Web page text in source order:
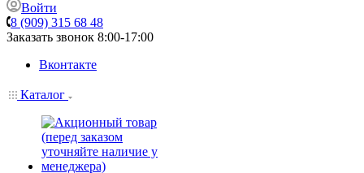
Войти
8 (909) 315 68 48
Заказать звонок 8:00-17:00
Вконтакте
Каталог